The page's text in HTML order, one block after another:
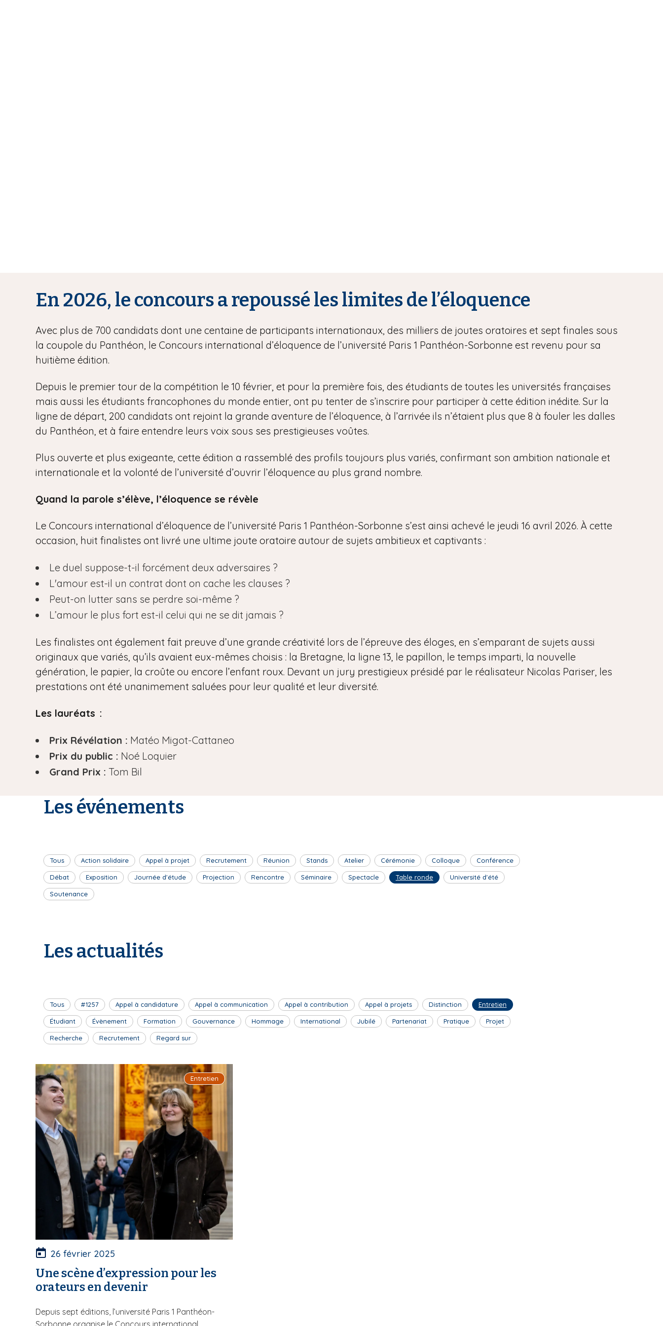
En 2026, le concours a repoussé les limites de l’éloquence
Avec plus de 700 candidats dont une centaine de participants internationaux, des milliers de joutes oratoires et sept finales sous
la coupole du Panthéon, le Concours international d’éloquence de l’université Paris 1 Panthéon-Sorbonne est revenu pour sa
huitième édition.
Depuis le premier tour de la compétition le 10 février, et pour la première fois, des étudiants de toutes les universités françaises
mais aussi les étudiants francophones du monde entier, ont pu tenter de s’inscrire pour participer à cette édition inédite. Sur la
ligne de départ, 200 candidats ont rejoint la grande aventure de l’éloquence, à l’arrivée ils n’étaient plus que 8 à fouler les dalles
du Panthéon, et à faire entendre leurs voix sous ses prestigieuses voûtes.
Plus ouverte et plus exigeante, cette édition a rassemblé des profils toujours plus variés, confirmant son ambition nationale et
internationale et la volonté de l’université d’ouvrir l’éloquence au plus grand nombre.
Quand la parole s’élève, l’éloquence se révèle
Le Concours international d’éloquence de l’université Paris 1 Panthéon-Sorbonne s’est ainsi achevé le jeudi 16 avril 2026. À cette
occasion, huit finalistes ont livré une ultime joute oratoire autour de sujets ambitieux et captivants :
Le duel suppose-t-il forcément deux adversaires ?
L'amour est-il un contrat dont on cache les clauses ?
Peut-on lutter sans se perdre soi-même ?
L’amour le plus fort est-il celui qui ne se dit jamais ?
Les finalistes ont également fait preuve d’une grande créativité lors de l’épreuve des éloges, en s’emparant de sujets aussi
originaux que variés, qu’ils avaient eux-mêmes choisis : la Bretagne, la ligne 13, le papillon, le temps imparti, la nouvelle
génération, le papier, la croûte ou encore l’enfant roux. Devant un jury prestigieux présidé par le réalisateur Nicolas Pariser, les
prestations ont été unanimement saluées pour leur qualité et leur diversité.
Les lauréats :
Prix Révélation : Matéo Migot-Cattaneo
Prix du public : Noé Loquier
Grand Prix : Tom Bil
Les événements
Tous Action solidaire Appel à projet Recrutement Réunion Stands Atelier Cérémonie Colloque Conférence
Débat Exposition Journée d'étude Projection Rencontre Séminaire Spectacle Table ronde Université d'été
Soutenance
Les actualités
Tous #1257 Appel à candidature Appel à communication Appel à contribution Appel à projets Distinction Entretien
Étudiant Évènement Formation Gouvernance Hommage International Jubilé Partenariat Pratique Projet
Recherche Recrutement Regard sur
Entretien
26 février 2025
Une scène d’expression pour les
orateurs en devenir
Depuis sept éditions, l’université Paris 1 Panthéon-
Sorbonne organise le Concours international